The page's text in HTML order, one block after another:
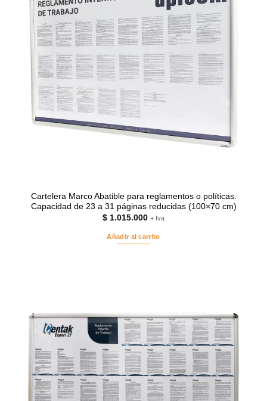
Cartelera Marco Abatible para reglamentos o políticas.
Capacidad de 23 a 31 páginas reducidas (100×70 cm)
$ 1.015.000 + Iva
Añadir al carrito